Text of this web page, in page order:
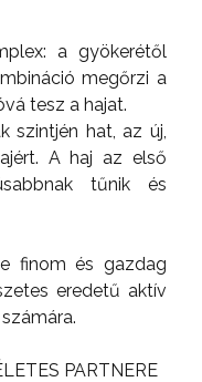
a gyökerétől
megőrzi a
tesz a hajat.
szintjén hat, az új,
A haj az első
tűnik és
finom és gazdag
eredetű aktív
PARTNERE